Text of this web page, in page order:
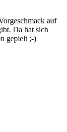
auf
Da hat sich
gepielt ;-)